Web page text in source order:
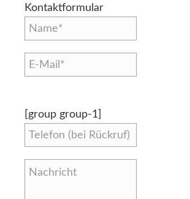
Kontaktformular
[group group-1]